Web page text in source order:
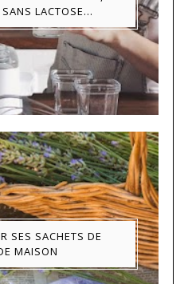
LACTOSE...
SES SACHETS DE
MAISON